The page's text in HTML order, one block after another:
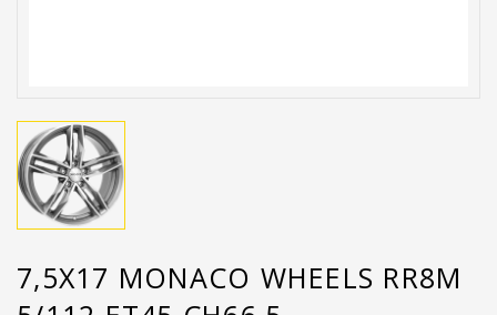
7,5X17 MONACO WHEELS RR8M